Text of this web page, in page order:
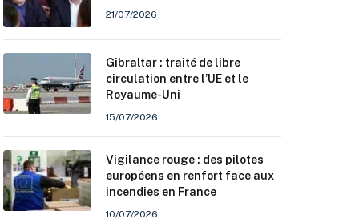
21/07/2026
Gibraltar : traité de libre
circulation entre l’UE et le
Royaume-Uni
15/07/2026
Vigilance rouge : des pilotes
européens en renfort face aux
incendies en France
10/07/2026